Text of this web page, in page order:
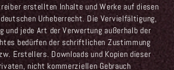
erstellten Inhalte und Werke auf diesen
Urheberrecht. Die Vervielfältigung,
und jede Art der Verwertung außerhalb der
bedürfen der schriftlichen Zustimmung
Erstellers. Downloads und Kopien dieser
nicht kommerziellen Gebrauch